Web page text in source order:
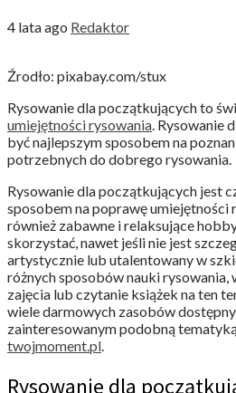
4 lata ago Redaktor
Źrodło: pixabay.com/stux
Rysowanie dla początkujących to
umiejętności rysowania. Rysowanie
być najlepszym sposobem na
potrzebnych do dobrego rysowania.
Rysowanie dla początkujących jest
sposobem na poprawę umiejętności
również zabawne i relaksujące
skorzystać, nawet jeśli nie jest
artystycznie lub utalentowany w
różnych sposobów nauki rysowania,
zajęcia lub czytanie książek na ten
wiele darmowych zasobów
zainteresowanym podobną
twojmoment.pl.
Rysowanie dla